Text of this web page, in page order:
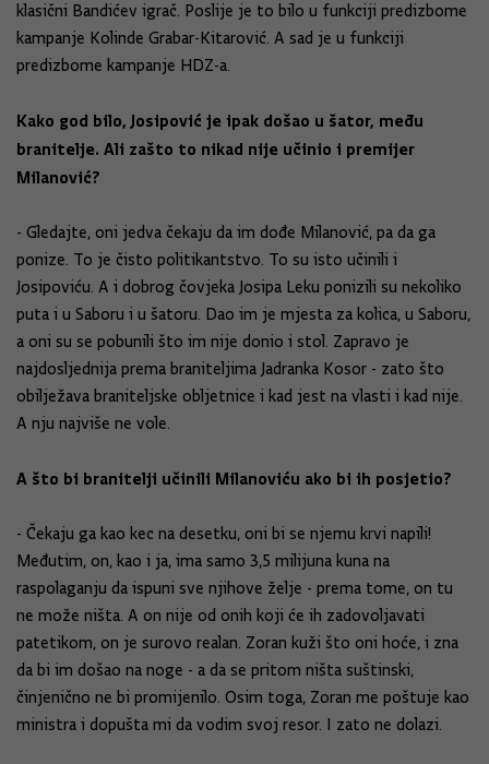
klasični Bandićev igrač. Poslije je to bilo u funkciji predizbome
kampanje Kolinde Grabar-Kitarović. A sad je u funkciji
predizbome kampanje HDZ-a.
Kako god bilo, Josipović je ipak došao u šator, među
branitelje. Ali zašto to nikad nije učinio i premijer
Milanović?
- Gledajte, oni jedva čekaju da im dođe Milanović, pa da ga
ponize. To je čisto politikantstvo. To su isto učinili i
Josipoviću. A i dobrog čovjeka Josipa Leku ponizili su nekoliko
puta i u Saboru i u šatoru. Dao im je mjesta za kolica, u Saboru,
a oni su se pobunili što im nije donio i stol. Zapravo je
najdosljednija prema braniteljima Jadranka Kosor - zato što
obilježava braniteljske obljetnice i kad jest na vlasti i kad nije.
A nju najviše ne vole.
A što bi branitelji učinili Milanoviću ako bi ih posjetio?
- Čekaju ga kao kec na desetku, oni bi se njemu krvi napili!
Međutim, on, kao i ja, ima samo 3,5 milijuna kuna na
raspolaganju da ispuni sve njihove želje - prema tome, on tu
ne može ništa. A on nije od onih koji će ih zadovoljavati
patetikom, on je surovo realan. Zoran kuži što oni hoće, i zna
da bi im došao na noge - a da se pritom ništa suštinski,
činjenično ne bi promijenilo. Osim toga, Zoran me poštuje kao
ministra i dopušta mi da vodim svoj resor. I zato ne dolazi.